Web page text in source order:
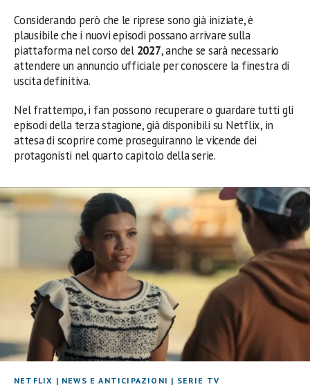
Considerando però che le riprese sono già iniziate, è
plausibile che i nuovi episodi possano arrivare sulla
piattaforma nel corso del 2027, anche se sarà necessario
attendere un annuncio ufficiale per conoscere la finestra di
uscita definitiva.
Nel frattempo, i fan possono recuperare o guardare tutti gli
episodi della terza stagione, già disponibili su Netflix, in
attesa di scoprire come proseguiranno le vicende dei
protagonisti nel quarto capitolo della serie.
NETFLIX | NEWS E ANTICIPAZIONI | SERIE TV